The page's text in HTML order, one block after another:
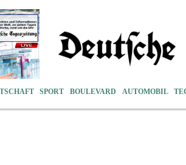
SPORT BOULEVARD AUTOMOBIL